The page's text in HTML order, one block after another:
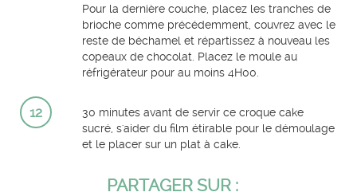
Pour la dernière couche, placez les tranches de
brioche comme précédemment, couvrez avec le
reste de béchamel et répartissez à nouveau les
copeaux de chocolat. Placez le moule au
réfrigérateur pour au moins 4H00.
12
30 minutes avant de servir ce croque cake
sucré, s'aider du film étirable pour le démoulage
et le placer sur un plat à cake.
PARTAGER SUR :